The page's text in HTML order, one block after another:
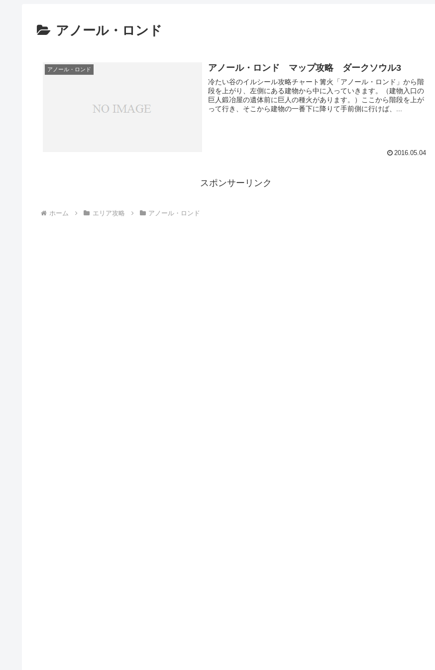
アノール・ロンド
アノール・ロンド アノール・ロンド マップ攻略 ダークソウル3
冷たい谷のイルシール攻略チャート篝火「アノール・ロンド」から階
段を上がり、左側にある建物から中に入っていきます。（建物入口の
巨人鍛冶屋の遺体前に巨人の種火があります。）ここから階段を上が
って行き、そこから建物の一番下に降りて手前側に行けば、...
2016.05.04
スポンサーリンク
ホーム エリア攻略 アノール・ロンド